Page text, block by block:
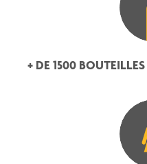
+ DE 1500 BOUTEILLES